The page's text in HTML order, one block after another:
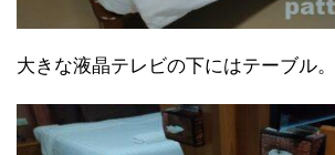
大きな液晶テレビの下にはテーブル。